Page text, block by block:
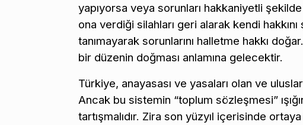
yapıyorsa veya sorunları hakkaniyetli
ona verdiği silahları geri alarak kendi
tanımayarak sorunlarını halletme hakkı
bir düzenin doğması anlamına gelecektir.
Türkiye, anayasası ve yasaları olan ve
Ancak bu sistemin “toplum sözleşmesi”
tartışmalıdır. Zira son yüzyıl içerisinde